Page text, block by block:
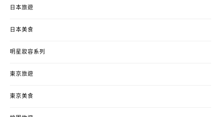
日本旅遊
日本美食
明星妝容系列
東京旅遊
東京美食